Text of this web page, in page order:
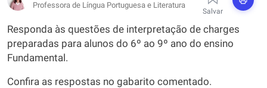
Professora de Língua Portuguesa e Literatura
Salvar
Responda às questões de interpretação de charges
preparadas para alunos do 6º ao 9º ano do ensino
Fundamental.
Confira as respostas no gabarito comentado.